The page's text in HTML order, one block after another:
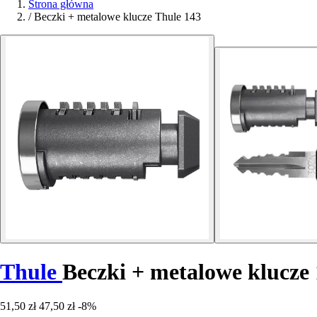
Strona główna
/ Beczki + metalowe klucze Thule 143
Thule Beczki + metalowe klucze
51,50 zł 47,50 zł -8%